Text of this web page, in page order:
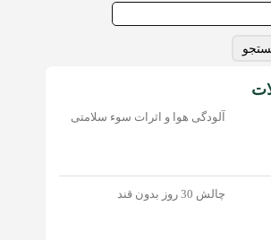
آلودگی هوا و اثرات سوء سلامتی
چالش 30 روز بدون قند